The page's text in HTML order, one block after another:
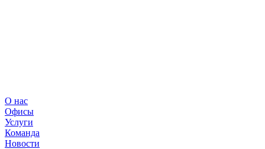
О нас
Офисы
Услуги
Команда
Новости